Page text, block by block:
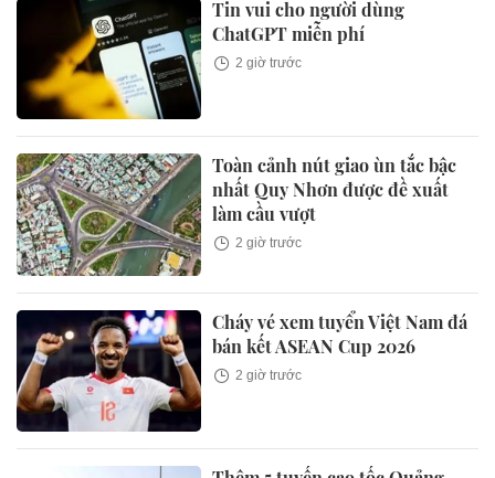
Tin vui cho người dùng
ChatGPT miễn phí
2 giờ trước
Toàn cảnh nút giao ùn tắc bậc
nhất Quy Nhơn được đề xuất
làm cầu vượt
2 giờ trước
Cháy vé xem tuyển Việt Nam đá
bán kết ASEAN Cup 2026
2 giờ trước